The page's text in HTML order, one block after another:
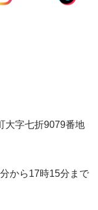
大字七折9079番地
から17時15分まで